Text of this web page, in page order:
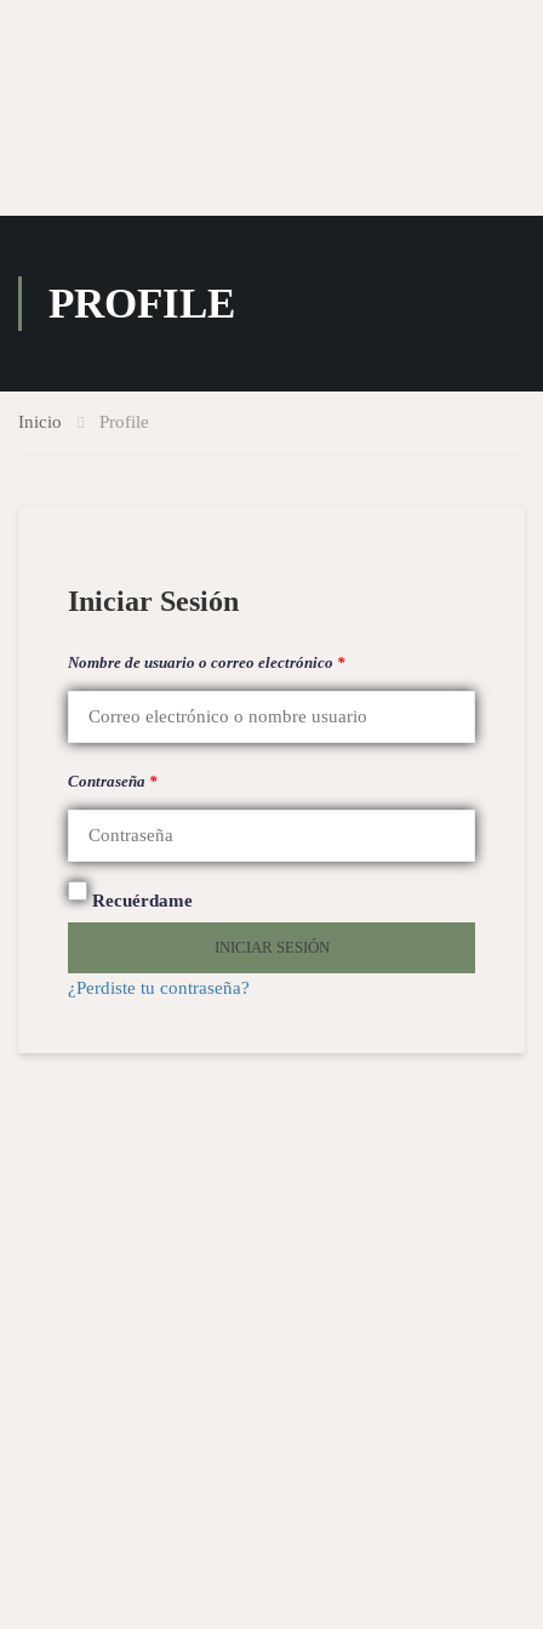
PROFILE
Inicio Profile
Iniciar Sesión
Nombre de usuario o correo electrónico *
Contraseña *
Recuérdame
INICIAR SESIÓN
¿Perdiste tu contraseña?